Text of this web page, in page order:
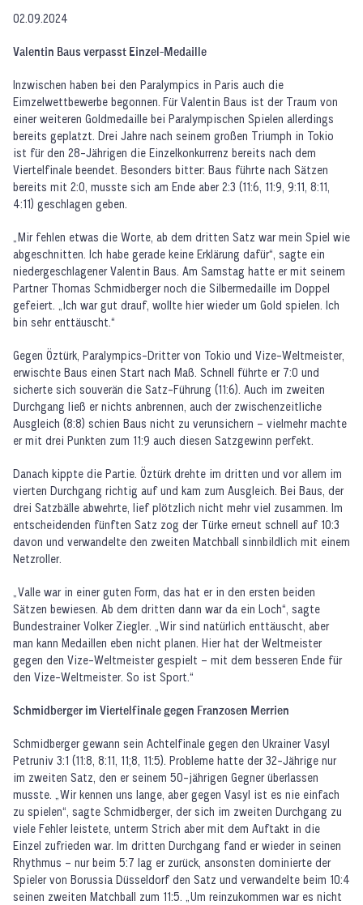
02.09.2024
Valentin Baus verpasst Einzel-Medaille
Inzwischen haben bei den Paralympics in Paris auch die
Eimzelwettbewerbe begonnen. Für Valentin Baus ist der Traum von
einer weiteren Goldmedaille bei Paralympischen Spielen allerdings
bereits geplatzt. Drei Jahre nach seinem großen Triumph in Tokio
ist für den 28-Jährigen die Einzelkonkurrenz bereits nach dem
Viertelfinale beendet. Besonders bitter: Baus führte nach Sätzen
bereits mit 2:0, musste sich am Ende aber 2:3 (11:6, 11:9, 9:11, 8:11,
4:11) geschlagen geben.
„Mir fehlen etwas die Worte, ab dem dritten Satz war mein Spiel wie
abgeschnitten. Ich habe gerade keine Erklärung dafür“, sagte ein
niedergeschlagener Valentin Baus. Am Samstag hatte er mit seinem
Partner Thomas Schmidberger noch die Silbermedaille im Doppel
gefeiert. „Ich war gut drauf, wollte hier wieder um Gold spielen. Ich
bin sehr enttäuscht.“
Gegen Öztürk, Paralympics-Dritter von Tokio und Vize-Weltmeister,
erwischte Baus einen Start nach Maß. Schnell führte er 7:0 und
sicherte sich souverän die Satz-Führung (11:6). Auch im zweiten
Durchgang ließ er nichts anbrennen, auch der zwischenzeitliche
Ausgleich (8:8) schien Baus nicht zu verunsichern – vielmehr machte
er mit drei Punkten zum 11:9 auch diesen Satzgewinn perfekt.
Danach kippte die Partie. Öztürk drehte im dritten und vor allem im
vierten Durchgang richtig auf und kam zum Ausgleich. Bei Baus, der
drei Satzbälle abwehrte, lief plötzlich nicht mehr viel zusammen. Im
entscheidenden fünften Satz zog der Türke erneut schnell auf 10:3
davon und verwandelte den zweiten Matchball sinnbildlich mit einem
Netzroller.
„Valle war in einer guten Form, das hat er in den ersten beiden
Sätzen bewiesen. Ab dem dritten dann war da ein Loch“, sagte
Bundestrainer Volker Ziegler. „Wir sind natürlich enttäuscht, aber
man kann Medaillen eben nicht planen. Hier hat der Weltmeister
gegen den Vize-Weltmeister gespielt – mit dem besseren Ende für
den Vize-Weltmeister. So ist Sport.“
Schmidberger im Viertelfinale gegen Franzosen Merrien
Schmidberger gewann sein Achtelfinale gegen den Ukrainer Vasyl
Petruniv 3:1 (11:8, 8:11, 11;8, 11:5). Probleme hatte der 32-Jährige nur
im zweiten Satz, den er seinem 50-jährigen Gegner überlassen
musste. „Wir kennen uns lange, aber gegen Vasyl ist es nie einfach
zu spielen“, sagte Schmidberger, der sich im zweiten Durchgang zu
viele Fehler leistete, unterm Strich aber mit dem Auftakt in die
Einzel zufrieden war. Im dritten Durchgang fand er wieder in seinen
Rhythmus – nur beim 5:7 lag er zurück, ansonsten dominierte der
Spieler von Borussia Düsseldorf den Satz und verwandelte beim 10:4
seinen zweiten Matchball zum 11:5. „Um reinzukommen war es nicht